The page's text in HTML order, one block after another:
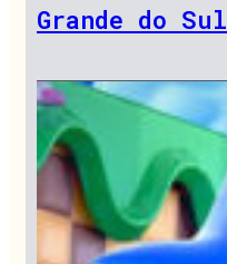
Grande do Sul